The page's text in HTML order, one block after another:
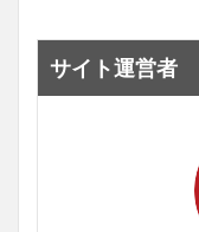
サイト運営者